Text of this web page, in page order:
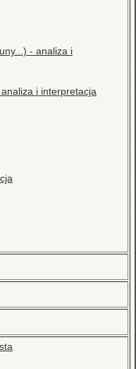
- analiza i
i interpretacja